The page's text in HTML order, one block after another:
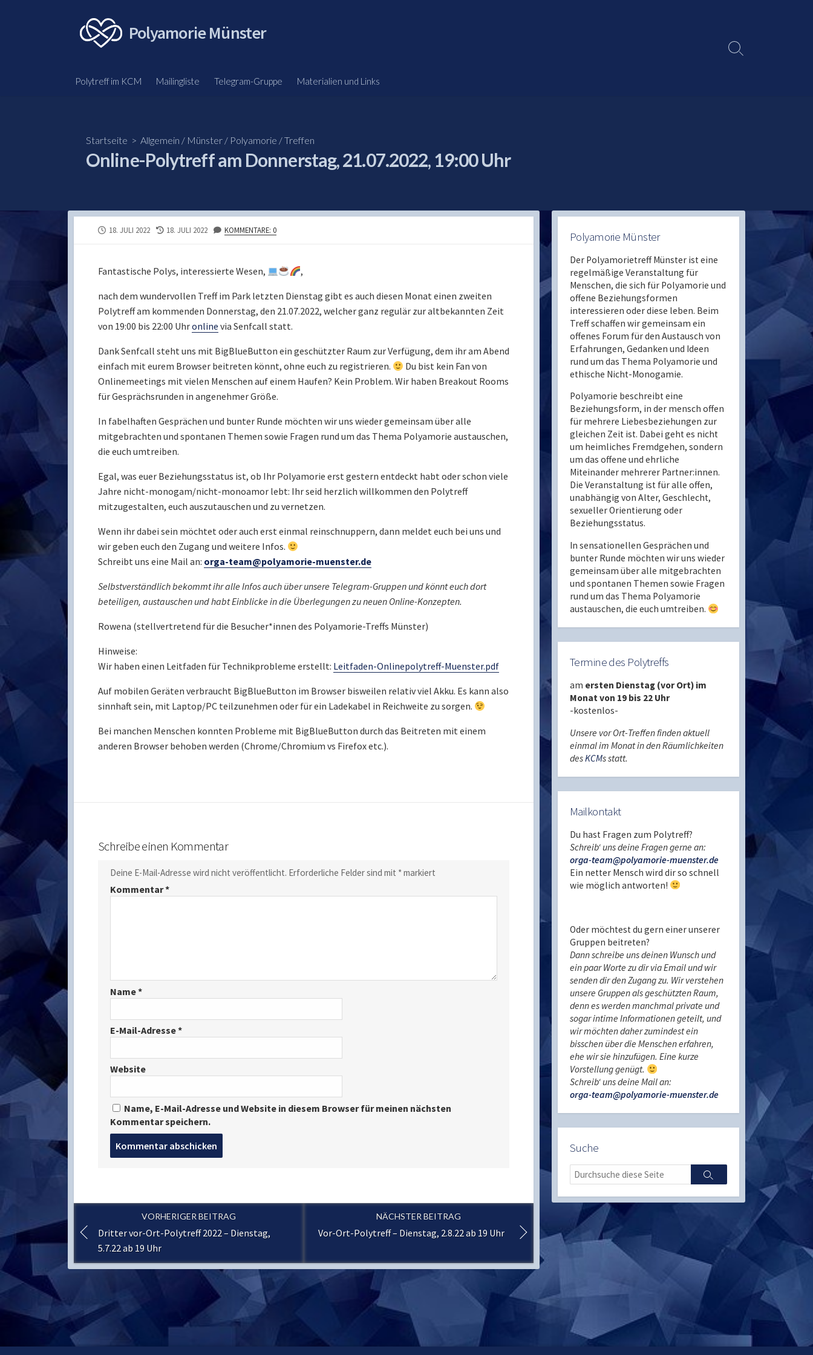
Polyamorie Münster
Polytreff im KCM Mailingliste Telegram-Gruppe Materialien und Links
Search
Startseite > Allgemein / Münster / Polyamorie /Treffen
Online-Polytreff am Donnerstag, 21.07.2022, 19:00 Uhr
PUBLISHED
18. JULI 2022
LAST
18. JULI 2022 KOMMENTARE: 0
Fantastische Polys, interessierte Wesen, ,
nach dem wundervollen Treff im Park letzten Dienstag gibt es auch diesen Monat einen zweiten
Polytreff am kommenden Donnerstag, den 21.07.2022, welcher ganz regulär zur altbekannten Zeit
von 19:00 bis 22:00 Uhronline via Senfcall statt.
Dank Senfcall steht uns mit BigBlueButton ein geschützter Raum zur Verfügung, dem ihr am Abend
einfach mit eurem Browser beitreten könnt, ohne euch zu registrieren.
Du bist kein Fan von
Onlinemeetings mit vielen Menschen auf einem Haufen? Kein Problem. Wir haben Breakout Rooms
für Gesprächsrunden in angenehmer Größe.
In fabelhaften Gesprächen und bunter Runde möchten wir uns wieder gemeinsam über alle
mitgebrachten und spontanen Themen sowie Fragen rund um das Thema Polyamorie austauschen,
die euch umtreiben.
Egal, was euer Beziehungsstatus ist, ob Ihr Polyamorie erst gestern entdeckt habt oder schon viele
Jahre nicht-monogam/nicht-monoamor lebt: Ihr seid herzlich willkommen den Polytreff
mitzugestalten, euch auszutauschen und zu vernetzen.
Wenn ihr dabei sein möchtet oder auch erst einmal reinschnuppern, dann meldet euch bei uns und
wir geben euch den Zugang und weitere Infos.
Schreibt uns eine Mail an: orga-team@polyamorie-muenster.de
Selbstverständlich bekommt ihr alle Infos auch über unsere Telegram-Gruppen und könnt euch dort
beteiligen, austauschen und habt Einblicke in die Überlegungen zu neuen Online-Konzepten.
Rowena (stellvertretend für die Besucher*innen des Polyamorie-Treffs Münster)
Hinweise:
Wir haben einen Leitfaden für Technikprobleme erstellt: Leitfaden-Onlinepolytreff-Muenster.pdf
Auf mobilen Geräten verbraucht BigBlueButton im Browser bisweilen relativ viel Akku. Es kann also
sinnhaft sein, mit Laptop/PC teilzunehmen oder für ein Ladekabel in Reichweite zu sorgen.
Bei manchen Menschen konnten Probleme mit BigBlueButton durch das Beitreten mit einem
anderen Browser behoben werden (Chrome/Chromium vs Firefox etc.).
Schreibe einen Kommentar
Deine E-Mail-Adresse wird nicht veröffentlicht. Erforderliche Felder sind mit *markiert
Kommentar*
Name*
E-Mail-Adresse*
Website
Name, E-Mail-Adresse und Website in diesem Browser für meinen nächsten
Kommentar speichern.
VORHERIGER BEITRAG
Dritter vor-Ort-Polytreff 2022 – Dienstag,
5.7.22 ab 19 Uhr
NÄCHSTER BEITRAG
Vor-Ort-Polytreff – Dienstag, 2.8.22 ab 19 Uhr
Polyamorie Münster
Der Polyamorietreff Münster ist eine
regelmäßige Veranstaltung für
Menschen, die sich für Polyamorie und
offene Beziehungsformen
interessieren oder diese leben. Beim
Treff schaffen wir gemeinsam ein
offenes Forum für den Austausch von
Erfahrungen, Gedanken und Ideen
rund um das Thema Polyamorie und
ethische Nicht-Monogamie.
Polyamorie beschreibt eine
Beziehungsform, in der mensch offen
für mehrere Liebesbeziehungen zur
gleichen Zeit ist. Dabei geht es nicht
um heimliches Fremdgehen, sondern
um das offene und ehrliche
Miteinander mehrerer Partner:innen.
Die Veranstaltung ist für alle offen,
unabhängig von Alter, Geschlecht,
sexueller Orientierung oder
Beziehungsstatus.
In sensationellen Gesprächen und
bunter Runde möchten wir uns wieder
gemeinsam über alle mitgebrachten
und spontanen Themen sowie Fragen
rund um das Thema Polyamorie
austauschen, die euch umtreiben.
Termine des Polytreffs
am ersten Dienstag (vor Ort) im
Monat von 19 bis 22 Uhr
-kostenlos-
Unsere vor Ort-Treffen finden aktuell
einmal im Monat in den Räumlichkeiten
desKCMs statt.
Mailkontakt
Du hast Fragen zum Polytreff?
Schreib‘ uns deine Fragen gerne an:
orga-team@polyamorie-muenster.de
Ein netter Mensch wird dir so schnell
wie möglich antworten!
Oder möchtest du gern einer unserer
Gruppen beitreten?
Dann schreibe uns deinen Wunsch und
ein paar Worte zu dir via Email und wir
senden dir den Zugang zu. Wir verstehen
unsere Gruppen als geschützten Raum,
denn es werden manchmal private und
sogar intime Informationen geteilt, und
wir möchten daher zumindest ein
bisschen über die Menschen erfahren,
ehe wir sie hinzufügen. Eine kurze
Vorstellung genügt.
Schreib‘ uns deine Mail an:
orga-team@polyamorie-muenster.de
Suche
Search
Search